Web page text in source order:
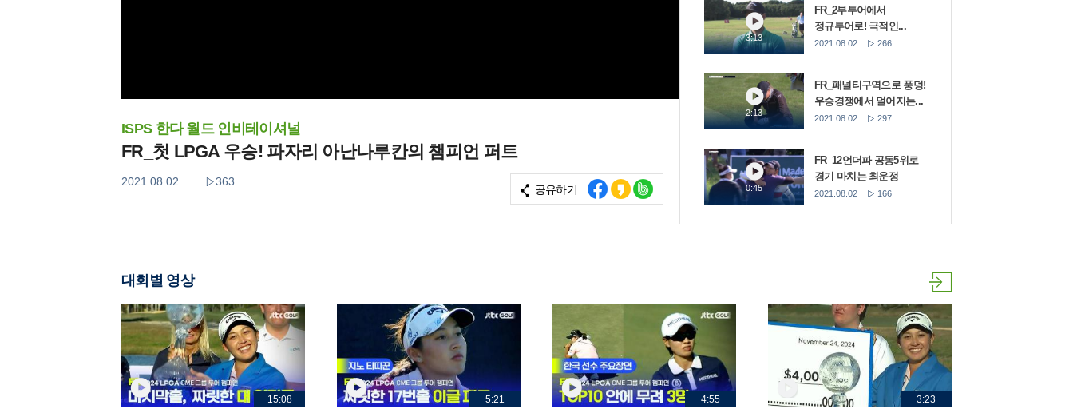
ISPS 한다 월드 인비테이셔널
FR_첫 LPGA 우승! 파자리 아난나루칸의 챔피언 퍼트
2021.08.02 363
공유하기
3:13
FR_2부투어에서
정규투어로! 극적인...
2021.08.02 266
2:13
FR_패널티구역으로 풍덩!
우승경쟁에서 멀어지는...
2021.08.02 297
0:45
FR_12언더파 공동5위로
경기 마치는 최운정
2021.08.02 166
대회별 영상
15:08 5:21 4:55 3:23